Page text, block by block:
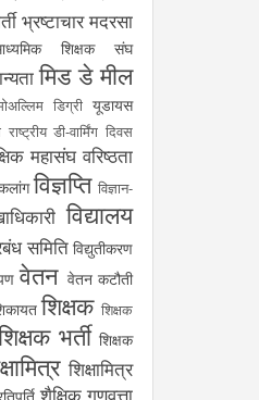
भ्रष्टाचार मदरसा
शिक्षक संघ
मिड डे मील
डिग्री यूडायस
राष्ट्रीय डी-वार्मिंग दिवस
महासंघ वरिष्ठता
विज्ञप्ति विज्ञान-
विद्यालय
समिति विद्युतीकरण
वेतन वेतन कटौती
शिक्षक शिक्षक
भर्ती शिक्षक
शिक्षामित्र